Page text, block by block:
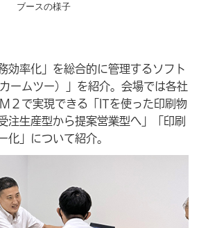
ブースの様子
効率化」を総合的に管理するソフト
ームツー）」を紹介。会場では各社
２で実現できる「ITを使った印刷物
注生産型から提案営業型へ」「印刷
化」について紹介。